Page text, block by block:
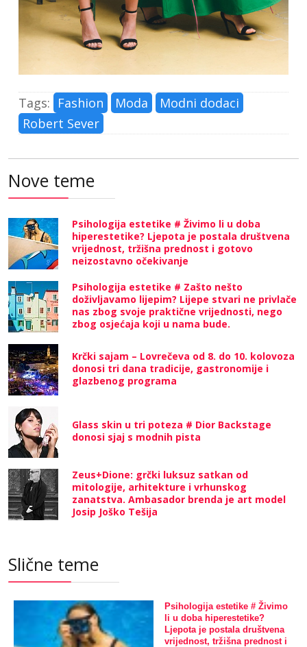
Tags: Fashion Moda
Modni dodaci
Robert Sever
Nove teme
Psihologija estetike # Živimo li u doba
hiperestetike? Ljepota je postala društvena
vrijednost, tržišna prednost i gotovo
neizostavno očekivanje
Psihologija estetike # Zašto nešto
doživljavamo lijepim? Lijepe stvari ne privlače
nas zbog svoje praktične vrijednosti, nego
zbog osjećaja koji u nama bude.
Krčki sajam – Lovrečeva od 8. do 10. kolovoza
donosi tri dana tradicije, gastronomije i
glazbenog programa
Glass skin u tri poteza # Dior Backstage
donosi sjaj s modnih pista
Zeus+Dione: grčki luksuz satkan od
mitologije, arhitekture i vrhunskog
zanatstva. Ambasador brenda je art model
Josip Joško Tešija
Slične teme
Psihologija estetike # Živimo
li u doba hiperestetike?
Ljepota je postala društvena
vrijednost, tržišna prednost i